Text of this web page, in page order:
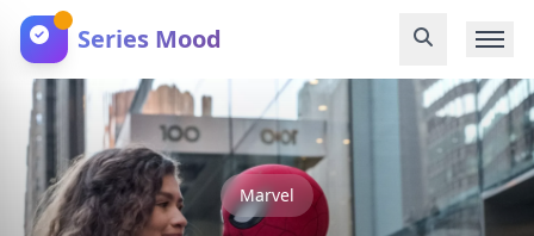
Series Mood
Marvel